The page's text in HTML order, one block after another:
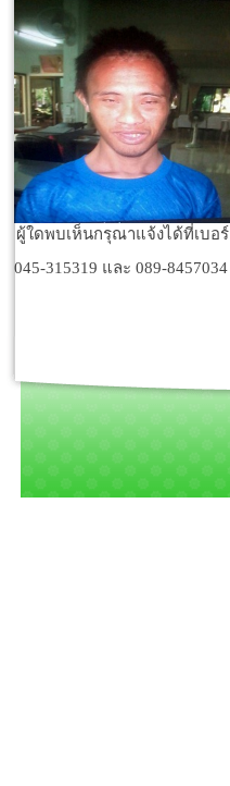
ผู้ใดพบเห็นกรุณาแจ้งได้ที่เบอร์
045-315319 และ 089-8457034